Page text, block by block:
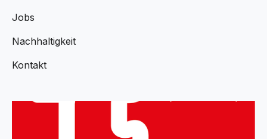
Jobs
Nachhaltigkeit
Kontakt